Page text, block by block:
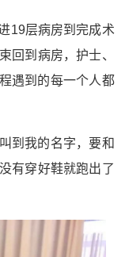
19层病房到完成术
回到病房，护士、
遇到的每一个人都
到我的名字，要和
有穿好鞋就跑出了